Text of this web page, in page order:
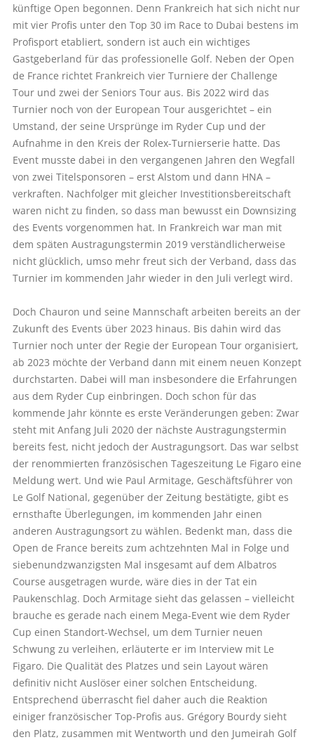
künftige Open begonnen. Denn Frankreich hat sich nicht nur
mit vier Profis unter den Top 30 im Race to Dubai bestens im
Profisport etabliert, sondern ist auch ein wichtiges
Gastgeberland für das professionelle Golf. Neben der Open
de France richtet Frankreich vier Turniere der Challenge
Tour und zwei der Seniors Tour aus. Bis 2022 wird das
Turnier noch von der European Tour ausgerichtet – ein
Umstand, der seine Ursprünge im Ryder Cup und der
Aufnahme in den Kreis der Rolex-Turnierserie hatte. Das
Event musste dabei in den vergangenen Jahren den Wegfall
von zwei Titelsponsoren – erst Alstom und dann HNA –
verkraften. Nachfolger mit gleicher Investitionsbereitschaft
waren nicht zu finden, so dass man bewusst ein Downsizing
des Events vorgenommen hat. In Frankreich war man mit
dem späten Austragungstermin 2019 verständlicherweise
nicht glücklich, umso mehr freut sich der Verband, dass das
Turnier im kommenden Jahr wieder in den Juli verlegt wird.
Doch Chauron und seine Mannschaft arbeiten bereits an der
Zukunft des Events über 2023 hinaus. Bis dahin wird das
Turnier noch unter der Regie der European Tour organisiert,
ab 2023 möchte der Verband dann mit einem neuen Konzept
durchstarten. Dabei will man insbesondere die Erfahrungen
aus dem Ryder Cup einbringen. Doch schon für das
kommende Jahr könnte es erste Veränderungen geben: Zwar
steht mit Anfang Juli 2020 der nächste Austragungstermin
bereits fest, nicht jedoch der Austragungsort. Das war selbst
der renommierten französischen Tageszeitung Le Figaro eine
Meldung wert. Und wie Paul Armitage, Geschäftsführer von
Le Golf National, gegenüber der Zeitung bestätigte, gibt es
ernsthafte Überlegungen, im kommenden Jahr einen
anderen Austragungsort zu wählen. Bedenkt man, dass die
Open de France bereits zum achtzehnten Mal in Folge und
siebenundzwanzigsten Mal insgesamt auf dem Albatros
Course ausgetragen wurde, wäre dies in der Tat ein
Paukenschlag. Doch Armitage sieht das gelassen – vielleicht
brauche es gerade nach einem Mega-Event wie dem Ryder
Cup einen Standort-Wechsel, um dem Turnier neuen
Schwung zu verleihen, erläuterte er im Interview mit Le
Figaro. Die Qualität des Platzes und sein Layout wären
definitiv nicht Auslöser einer solchen Entscheidung.
Entsprechend überrascht fiel daher auch die Reaktion
einiger französischer Top-Profis aus. Grégory Bourdy sieht
den Platz, zusammen mit Wentworth und den Jumeirah Golf